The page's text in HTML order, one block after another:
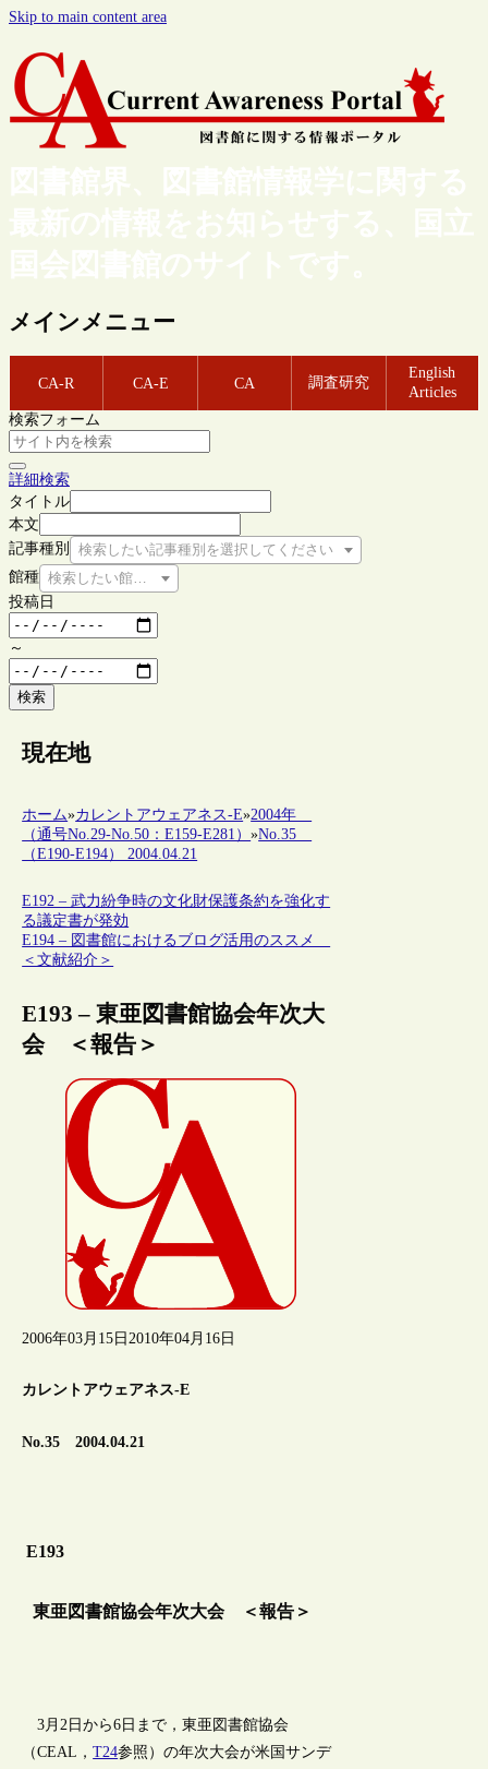
Skip to main content area
図書館界、図書館情報学に関する
最新の情報をお知らせする、国立
国会図書館のサイトです。
メインメニュー
CA-R CA-E CA 調査研究
English
Articles
検索フォーム
詳細検索
タイトル
本文
記事種別
検索したい記事種別を選択してください
館種 検索したい館種を選択してください
投稿日
～
検索
現在地
ホーム»カレントアウェアネス-E»2004年
（通号No.29-No.50：E159-E281）»No.35
（E190-E194） 2004.04.21
E192 – 武力紛争時の文化財保護条約を強化す
る議定書が発効
E194 – 図書館におけるブログ活用のススメ
＜文献紹介＞
E193 – 東亜図書館協会年次大
会 ＜報告＞
2006年03月15日 2010年04月16日
カレントアウェアネス-E
No.35 2004.04.21
E193
東亜図書館協会年次大会 ＜報告＞
3月2日から6日まで，東亜図書館協会
（CEAL，T24参照）の年次大会が米国サンデ